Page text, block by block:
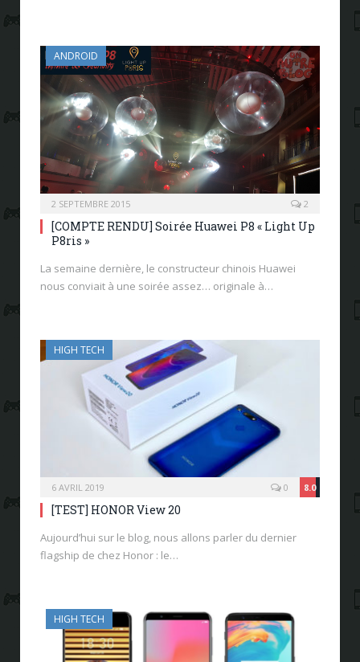
ANDROID
2 SEPTEMBRE 2015 2
[COMPTE RENDU] Soirée Huawei P8 « Light Up
P8ris »
La semaine dernière, le constructeur chinois Huawei
nous conviait à une soirée assez… originale à…
HIGH TECH
6 AVRIL 2019 8.0
0
[TEST] HONOR View 20
Aujourd’hui sur le blog, nous allons parler du dernier
flagship de chez Honor : le…
HIGH TECH